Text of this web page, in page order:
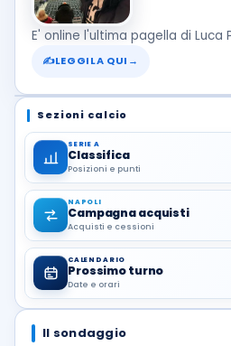
E' online l'ultima pagella di Luca
✍LEGGILA QUI →
Sezioni calcio
SERIE A
Classifica
Posizioni e punti
NAPOLI
Campagna acquisti
Acquisti e cessioni
CALENDARIO
Prossimo turno
Date e orari
Il sondaggio